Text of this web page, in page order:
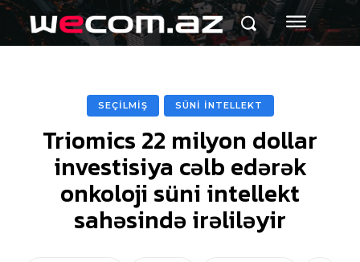
SEÇİLMİŞ SÜNİ İNTELLEKT
Triomics 22 milyon dollar
investisiya cəlb edərək
onkoloji süni intellekt
sahəsində irəliləyir